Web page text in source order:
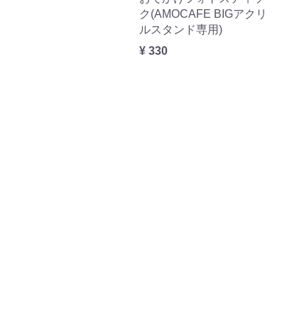
ク(AMOCAFE BIGアクリ
ルスタンド専用)
¥ 330